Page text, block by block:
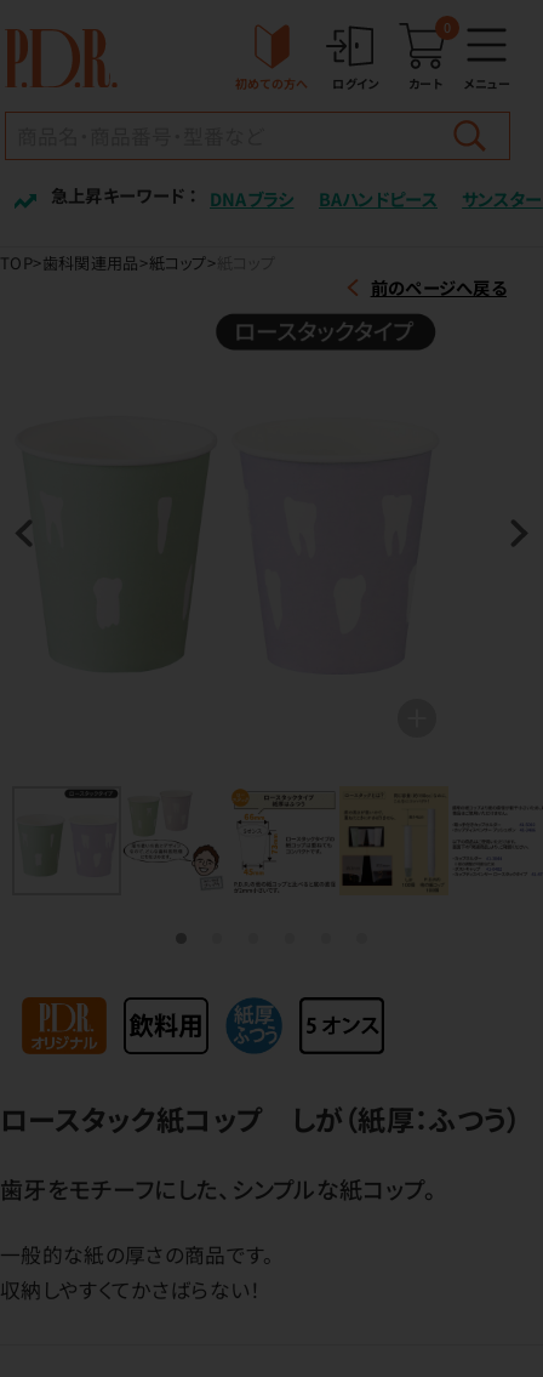
初めての方へ ログイン カート
0
メニュー
急上昇キーワード ： DNAブラシ BAハンドピース サンスター
TOP 歯科関連用品 紙コップ
前のページへ戻る
ロースタック紙コップ しが（紙厚：ふつう）
歯牙をモチーフにした、シンプルな紙コップ。
一般的な紙の厚さの商品です。
収納しやすくてかさばらない！